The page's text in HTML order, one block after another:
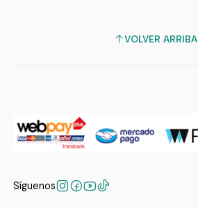
VOLVER ARRIBA
Síguenos